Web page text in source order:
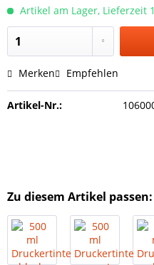
Artikel am Lager, Lieferzeit
Merken Empfehlen
Artikel-Nr.:
Zu diesem Artikel passen: